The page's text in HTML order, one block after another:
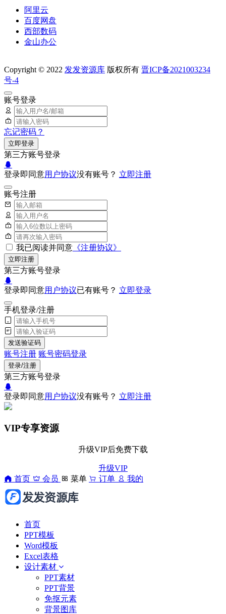
阿里云
百度网盘
西部数码
金山办公
Copyright © 2022 发发资源库 版权所有 晋ICP备2021003234
号-4
账号登录
忘记密码？
立即登录
第三方账号登录
登录即同意用户协议没有账号？ 立即注册
账号注册
我已阅读并同意 《注册协议》
立即注册
第三方账号登录
登录即同意用户协议已有账号？ 立即登录
手机登录/注册
发送验证码
账号注册 账号密码登录
登录/注册
第三方账号登录
登录即同意用户协议没有账号？ 立即注册
VIP专享资源
升级VIP后免费下载
升级VIP
首页
会员 菜单 订单 我的
首页
PPT模板
Word模板
Excel表格
设计素材
PPT素材
PPT背景
免抠元素
背景图库